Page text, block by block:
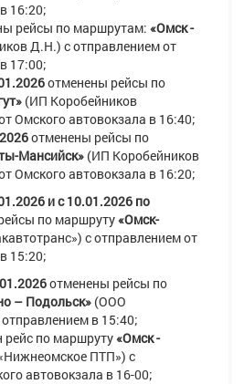
16:20;
рейсы по маршрутам: «Омск -
Д.Н.) сотправлением от
17:00;
отменены рейсы по
(ИП Коробейников
Омского автовокзала в 16:40;
отменены рейсы по
Мансийск» (ИП Коробейников
Омского автовокзала в 16:20;
и с 10.01.2026 по
по маршруту«Омск-
с отправлением от
15:20;
отменены рейсы по
– Подольск» (ООО
отправлением в 15:40;
рейс по маршруту«Омск -
ПТП») с
автовокзала в 16-00;